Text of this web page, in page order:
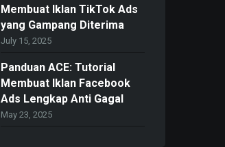
Membuat Iklan TikTok Ads
yang Gampang Diterima
July 15, 2025
Panduan ACE: Tutorial
Membuat Iklan Facebook
Ads Lengkap Anti Gagal
May 23, 2025